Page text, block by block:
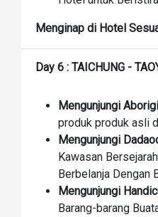
Menginap di Hotel
Day 6 : TAICHUNG -
Mengunjungi
produk produk asli
Mengunjungi
Kawasan
Berbelanja Dengan
Mengunjungi
Barang-barang